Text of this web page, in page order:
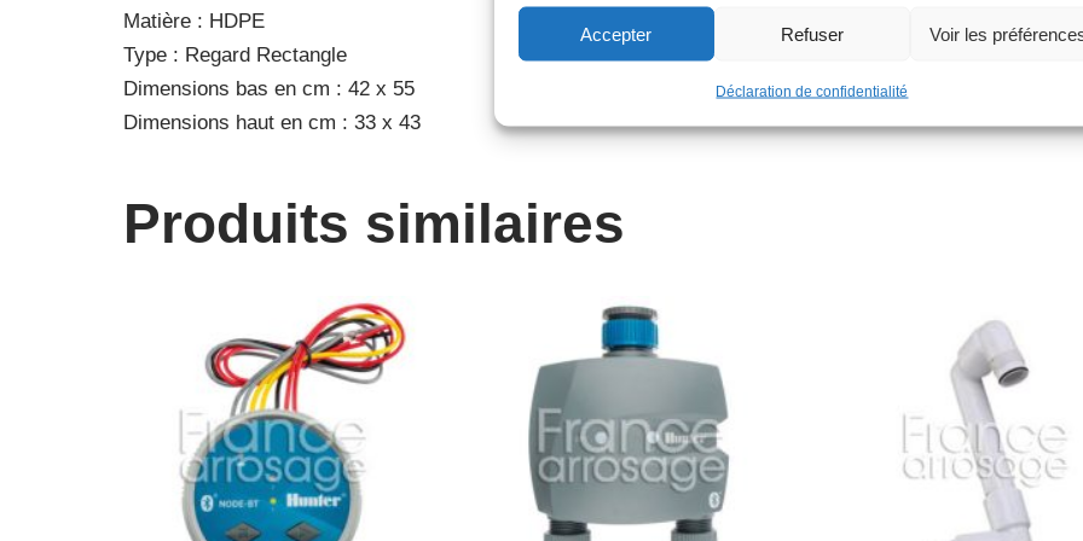
Accepter Refuser Voir les
Déclaration de confidentialité
Matière : HDPE
Type : Regard Rectangle
Dimensions bas en cm : 42 x 55
Dimensions haut en cm : 33 x 43
Produits similaires